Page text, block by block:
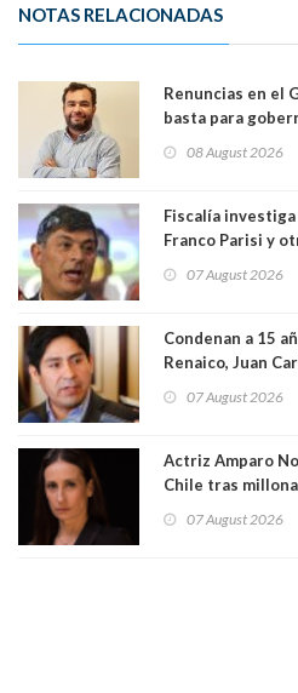
NOTAS RELACIONADAS
Renuncias en el
basta para
08 August 2026
Fiscalía
Franco Parisi y
07 August 2026
Condenan a 15
Renaico, Juan
07 August 2026
Actriz Amparo
Chile tras
07 August 2026